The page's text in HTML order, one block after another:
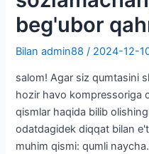
beg'ubor
Bilanadmin88/ 2024-12-
salom! Agar siz qumtasini
hozir havo kompressoriga
qismlar haqida bilib
odatdagidek diqqat bilan
muhim qismi: qumli